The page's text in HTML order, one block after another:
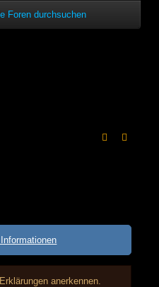
anerkennen.